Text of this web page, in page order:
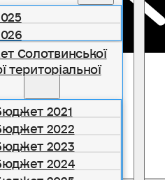
Солотвинської
територіальної
2021
2022
2023
2024